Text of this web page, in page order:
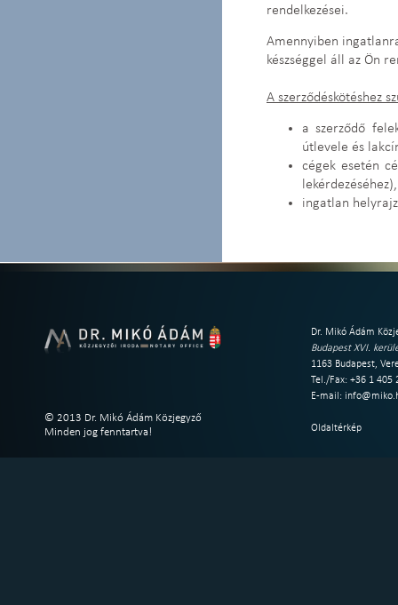
rendelkezései.
Amennyiben
készséggel áll az Ön
A szerződéskötéshez
a szerződő
útlevele és
cégek esetén
lekérdezéséhez),
ingatlan
© 2013 Dr. Mikó Ádám Közjegyző
Minden jog fenntartva!
Dr. Mikó Ádám
Budapest XVI.
1163 Budapest,
Tel./Fax: +36 1 405
E-mail:
Oldaltérkép